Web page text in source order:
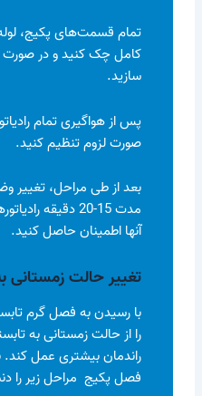
تمام قسمت‌های پکیج،
کامل چک کنید و در صورت
سازید.
پس از هواگیری تمام
صورت لزوم تنظیم کنید.
بعد از طی مراحل، تغییر
مدت 15-20 دقیقه
آنها اطمینان حاصل کنید.
تغییر حالت زمستانی
با رسیدن به فصل گرم
را از حالت زمستانی به
راندمان بیشتری عمل کند.
فصل پکیج مراحل زیر را